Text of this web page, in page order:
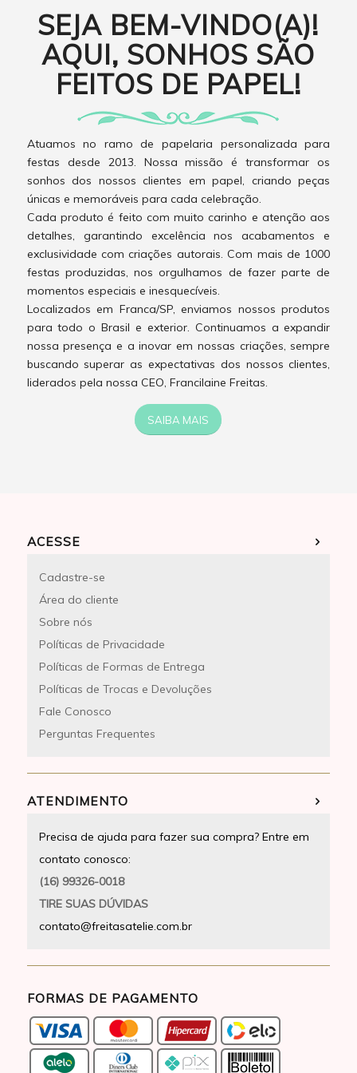
SEJA BEM-VINDO(A)!
AQUI, SONHOS SÃO
FEITOS DE PAPEL!
Atuamos no ramo de papelaria personalizada para
festas desde 2013. Nossa missão é transformar os
sonhos dos nossos clientes em papel, criando peças
únicas e memoráveis para cada celebração.
Cada produto é feito com muito carinho e atenção aos
detalhes, garantindo excelência nos acabamentos e
exclusividade com criações autorais. Com mais de 1000
festas produzidas, nos orgulhamos de fazer parte de
momentos especiais e inesquecíveis.
Localizados em Franca/SP, enviamos nossos produtos
para todo o Brasil e exterior. Continuamos a expandir
nossa presença e a inovar em nossas criações, sempre
buscando superar as expectativas dos nossos clientes,
liderados pela nossa CEO, Francilaine Freitas.
SAIBA MAIS
ACESSE
Cadastre-se
Área do cliente
Sobre nós
Políticas de Privacidade
Políticas de Formas de Entrega
Políticas de Trocas e Devoluções
Fale Conosco
Perguntas Frequentes
ATENDIMENTO
Precisa de ajuda para fazer sua compra? Entre em
contato conosco:
(16) 99326-0018
TIRE SUAS DÚVIDAS
contato@freitasatelie.com.br
FORMAS DE PAGAMENTO